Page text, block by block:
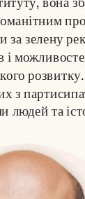
за зелену
і
розвитку.
з
людей та